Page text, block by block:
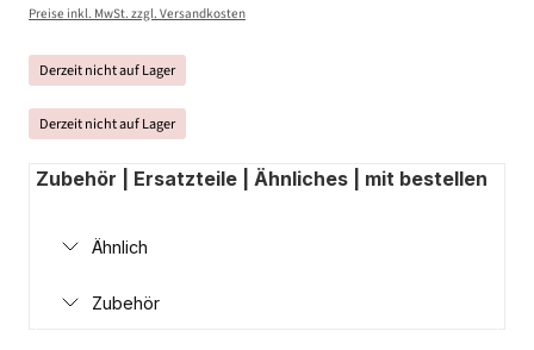
Preise inkl. MwSt. zzgl. Versandkosten
Derzeit nicht auf Lager
Derzeit nicht auf Lager
Zubehör | Ersatzteile | Ähnliches | mit bestellen
Ähnlich
Zubehör